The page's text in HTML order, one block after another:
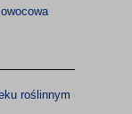
roślinnym (200ml)